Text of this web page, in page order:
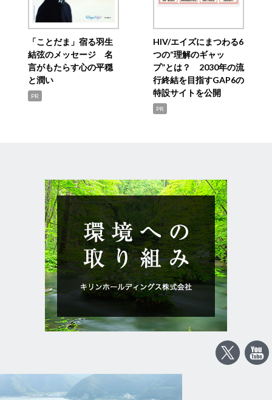
「ことだま」宿る羽生
結弦のメッセージ 名
言がもたらす心の平穏
と潤い
PR
HIV/エイズにまつわる6
つの“理解のギャッ
プ”とは？ 2030年の流
行終結を目指すGAP6の
特設サイトを公開
PR